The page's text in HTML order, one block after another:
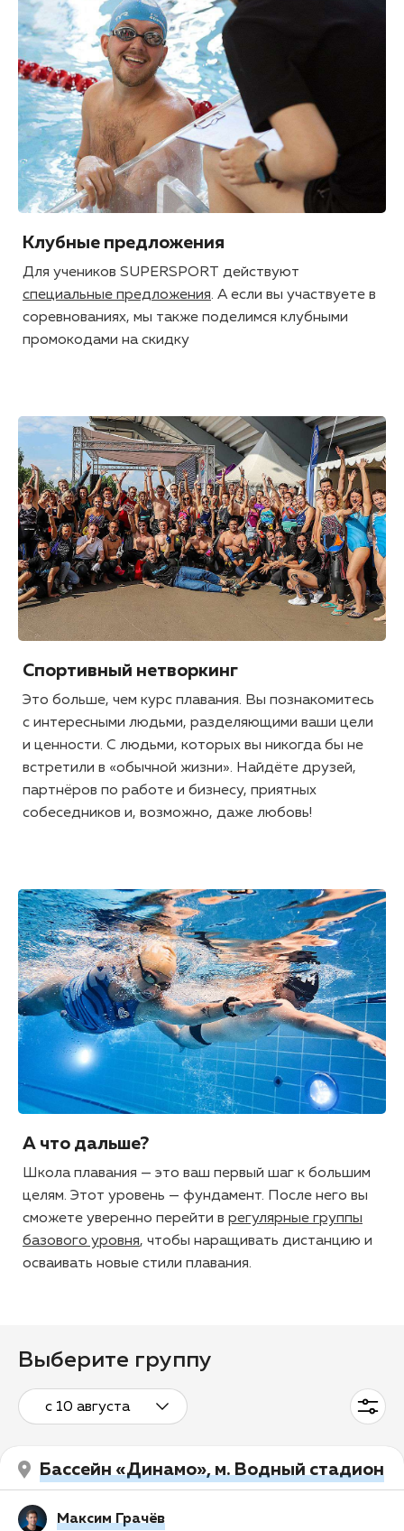
Клубные предложения
Для учеников SUPERSPORT действуют
специальные предложения. А если вы участвуете в
соревнованиях, мы также поделимся клубными
промокодами на скидку
Спортивный нетворкинг
Это больше, чем курс плавания. Вы познакомитесь
с интересными людьми, разделяющими ваши цели
и ценности. С людьми, которых вы никогда бы не
встретили в «обычной жизни». Найдёте друзей,
партнёров по работе и бизнесу, приятных
собеседников и, возможно, даже любовь!
А что дальше?
Школа плавания — это ваш первый шаг к большим
целям. Этот уровень — фундамент. После него вы
сможете уверенно перейти в регулярные группы
базового уровня, чтобы наращивать дистанцию и
осваивать новые стили плавания.
Выберите группу
с 10 августа
Бассейн «Динамо», м. Водный стадион
Максим Грачёв